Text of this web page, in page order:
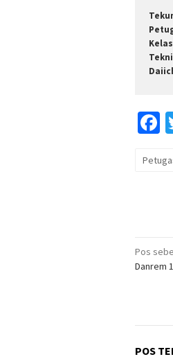
pos
Pos
Danrem
POS